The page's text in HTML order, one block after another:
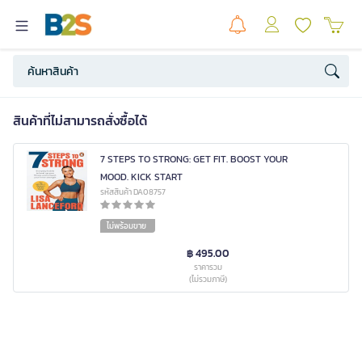
สินค้าที่ไม่สามารถสั่งซื้อได้
7 STEPS TO STRONG: GET FIT. BOOST YOUR
MOOD. KICK START
รหัสสินค้า DA08757
ไม่พร้อมขาย
฿ 495.00
ราคารวม
(ไม่รวมภาษี)